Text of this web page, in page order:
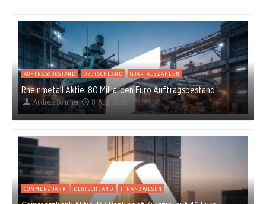
AUFTRAGSBESTAND DEUTSCHLAND QUARTALSZAHLEN
Rheinmetall Aktie: 80 Milliarden Euro Auftragsbestand
Andreas Sommer 8. Aug. 2026
COMMERZBANK DEUTSCHLAND FINANZWESEN